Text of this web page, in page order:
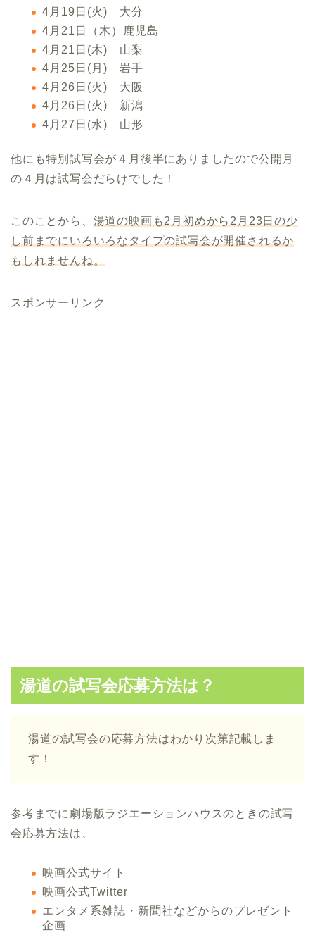
4月19日(火) 大分
4月21日（木）鹿児島
4月21日(木) 山梨
4月25日(月) 岩手
4月26日(火) 大阪
4月26日(火) 新潟
4月27日(水) 山形
他にも特別試写会が４月後半にありましたので公開月
の４月は試写会だらけでした！
このことから、 湯道の映画も2月初めから2月23日の少
し前までにいろいろなタイプの試写会が開催されるか
もしれませんね。
スポンサーリンク
湯道の試写会応募方法は？
湯道の試写会の応募方法はわかり次第記載しま
す！
参考までに劇場版ラジエーションハウスのときの試写
会応募方法は、
映画公式サイト
映画公式Twitter
エンタメ系雑誌・新聞社などからのプレゼント
企画